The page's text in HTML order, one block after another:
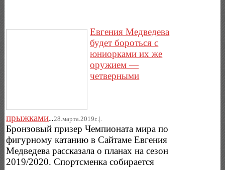
Евгения Медведева
будет бороться с
юниорками их же
оружием —
четверными
прыжками..28.марта.2019г..|.
Бронзовый призер Чемпионата мира по
фигурному катанию в Сайтаме Евгения
Медведева рассказала о планах на сезон
2019/2020. Спортсменка собирается